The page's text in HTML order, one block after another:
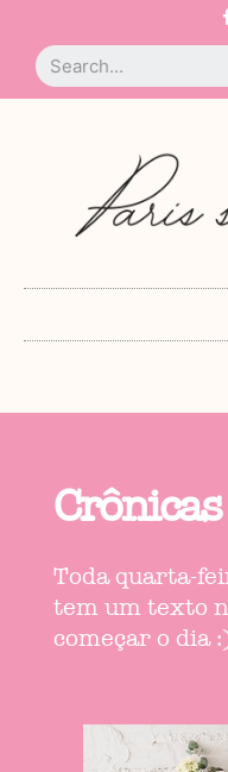
Crônicas
Toda quarta-
tem um texto
começar o dia